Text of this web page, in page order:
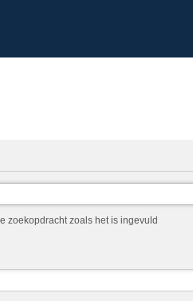
zoekopdracht zoals het is ingevuld